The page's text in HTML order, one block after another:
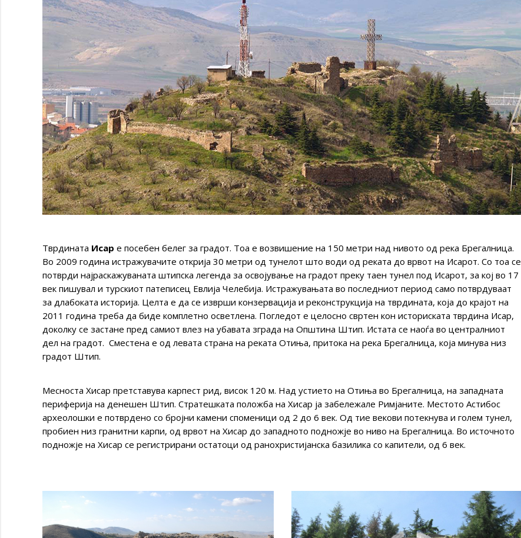
Тврдината Исар е посебен белег за градот. Тоа е возвишение на 150 метри над нивото од река Брегалница.
Во 2009 година истражувачите открија 30 метри од тунелот што води од реката до врвот на Исарот. Со тоа се
потврди најраскажуваната штипска легенда за освојување на градот преку таен тунел под Исарот, за кој во 17
век пишувал и турскиот патеписец Евлија Челебија. Истражувањата во последниот период само потврдуваат
за длабоката историја. Целта е да се изврши конзервација и реконструкција на тврдината, која до крајот на
2011 година треба да биде комплетно осветлена. Погледот е целосно свртен кон историската тврдина Исар,
доколку се застане пред самиот влез на убавата зграда на Општина Штип. Истата се наоѓа во централниот
дел на градот. Сместена е од левата страна на реката Отиња, притока на река Брегалница, која минува низ
градот Штип.
Месноста Хисар претставува карпест рид, висок 120 м. Над устието на Отиња во Брегалница, на западната
периферија на денешен Штип. Стратешката положба на Хисар ја забележале Римјаните. Местото Астибос
археолошки е потврдено со бројни камени споменици од 2 до 6 век. Од тие векови потекнува и голем тунел,
пробиен низ гранитни карпи, од врвот на Хисар до западното подножје во ниво на Брегалница. Во источното
подножје на Хисар се регистрирани остатоци од ранохристијанска базилика со капители, од 6 век.